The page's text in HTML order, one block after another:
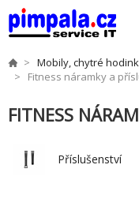
Mobily, chytré
Fitness náramky a
FITNESS
Příslušenství